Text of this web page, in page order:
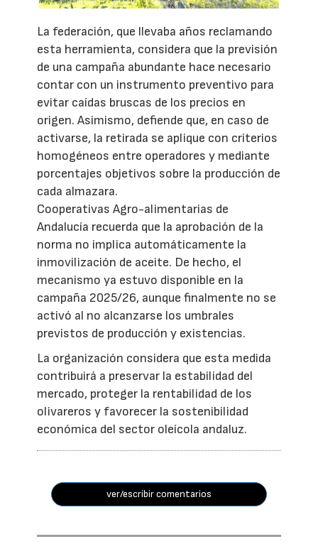
La federación, que llevaba años reclamando
esta herramienta, considera que la previsión
de una campaña abundante hace necesario
contar con un instrumento preventivo para
evitar caídas bruscas de los precios en
origen. Asimismo, defiende que, en caso de
activarse, la retirada se aplique con criterios
homogéneos entre operadores y mediante
porcentajes objetivos sobre la producción de
cada almazara.
Cooperativas Agro-alimentarias de
Andalucía recuerda que la aprobación de la
norma no implica automáticamente la
inmovilización de aceite. De hecho, el
mecanismo ya estuvo disponible en la
campaña 2025/26, aunque finalmente no se
activó al no alcanzarse los umbrales
previstos de producción y existencias.
La organización considera que esta medida
contribuirá a preservar la estabilidad del
mercado, proteger la rentabilidad de los
olivareros y favorecer la sostenibilidad
económica del sector oleícola andaluz.
ver/escribir comentarios